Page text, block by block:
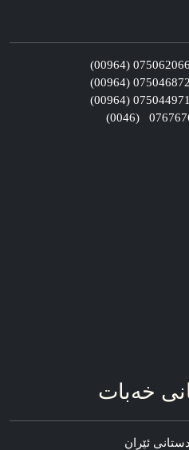
خه‌بات
ئێران